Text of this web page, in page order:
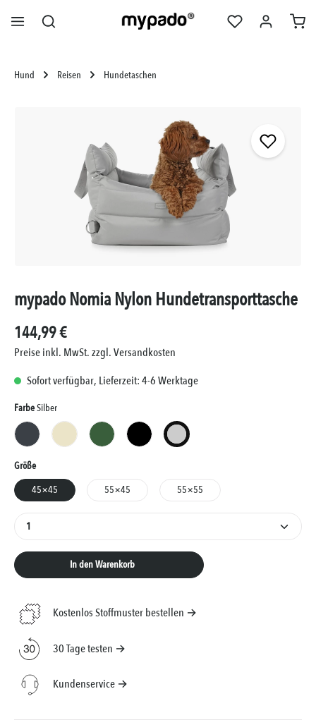
springen
Hund Reisen Hundetaschen
mypado Nomia Nylon Hundetransporttasche
144,99 €
Preise inkl. MwSt. zzgl. Versandkosten
Sofort verfügbar, Lieferzeit: 4-6 Werktage
FarbeAuswählen
Silber
Anthrazit Creme Grün Schwarz
Silber
GrößeAuswählen
45×45
55×45 55×55
Produkt Anzahl: Gib den gewünschten Wert ein
In den Warenkorb
Kostenlos Stoffmuster bestellen →
30 Tage testen →
Kundenservice →